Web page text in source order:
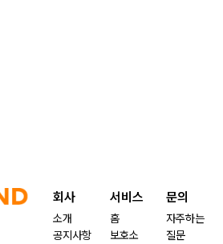
회사
소개
공지사항
서비스
홈
보호소
문의
자주하는
질문